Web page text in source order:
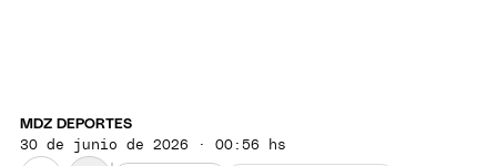
MDZ DEPORTES
30 de junio de 2026 · 00:56 hs